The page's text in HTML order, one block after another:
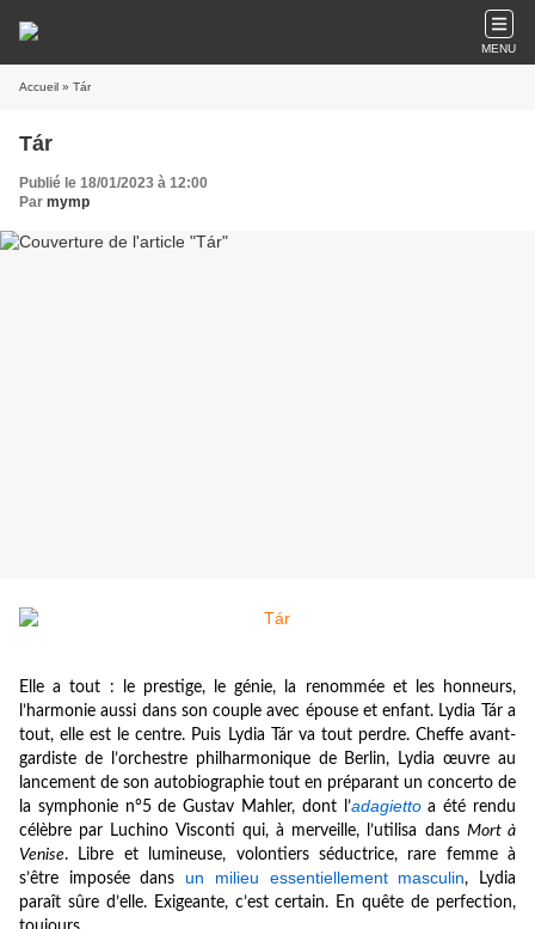
MENU
Accueil » Tár
Tár
Publié le 18/01/2023 à 12:00
Par mymp
Elle a tout : le prestige, le génie, la renommée et les honneurs,
l’harmonie aussi dans son couple avec épouse et enfant. Lydia Tár a
tout, elle est le centre. Puis Lydia Tár va tout perdre. Cheffe avant-
gardiste de l’orchestre philharmonique de Berlin, Lydia œuvre au
lancement de son autobiographie tout en préparant un concerto de
la symphonie n°5 de Gustav Mahler, dont l’adagietto a été rendu
célèbre par Luchino Visconti qui, à merveille, l’utilisa dans Mort à
Venise. Libre et lumineuse, volontiers séductrice, rare femme à
s’être imposée dans
un milieu essentiellement masculin, Lydia
paraît sûre d’elle. Exigeante, c’est certain. En quête de perfection,